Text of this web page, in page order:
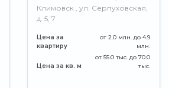
Климовск , ул. Серпуховская,
д. 5, 7
Цена за
квартиру
от 2.0 млн. до 4.9
млн.
Цена за кв. м
от 55.0 тыс. до 70.0
тыс.